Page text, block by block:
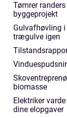
Tømrer
byggeprojekt
Gulvafhøvling
trægulve igen
biomasse
Elektriker
dine elopgaver